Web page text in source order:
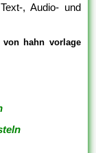
, Audio- und
hahn vorlage